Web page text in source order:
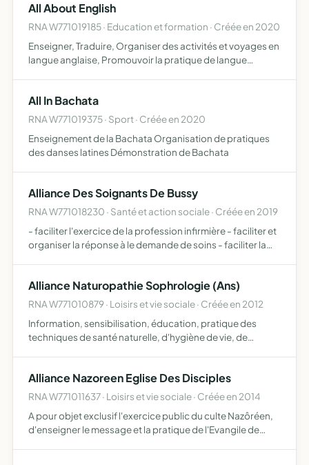
All About English
RNA W771019185 · Education et formation · Créée en 2020
Enseigner, Traduire, Organiser des activités et voyages en
langue anglaise, Promouvoir la pratique de langue
All In Bachata
RNA W771019375 · Sport · Créée en 2020
Enseignement de la Bachata Organisation de pratiques
des danses latines Démonstration de Bachata
Alliance Des Soignants De Bussy
RNA W771018230 · Santé et action sociale · Créée en 2019
- faciliter l'exercice de la profession infirmière - faciliter et
organiser la réponse à le demande de soins - faciliter la
Alliance Naturopathie Sophrologie (Ans)
RNA W771010879 · Loisirs et vie sociale · Créée en 2012
Information, sensibilisation, éducation, pratique des
techniques de santé naturelle, d'hygiène de vie, de
sensibilisation…
Alliance Nazoreen Eglise Des Disciples
RNA W771011637 · Loisirs et vie sociale · Créée en 2014
A pour objet exclusif l'exercice public du culte Nazôréen,
d'enseigner le message et la pratique de l'Evangile de